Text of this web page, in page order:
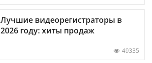
Лучшие видеорегистраторы в
2026 году: хиты продаж
49335